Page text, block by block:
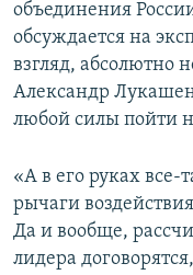
объединения
обсуждается на
взгляд, абсолютно
Александр
любой силы пойти
«А в его руках
рычаги
Да и вообще,
лидера